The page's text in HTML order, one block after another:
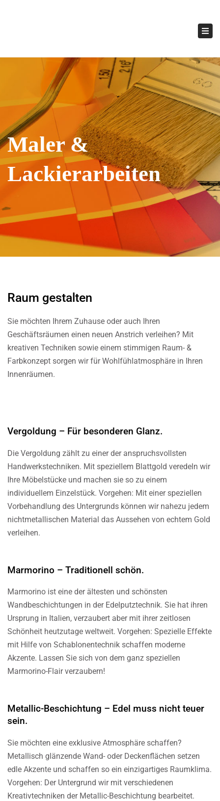
Maler &
Lackierarbeiten
Raum gestalten
Sie möchten Ihrem Zuhause oder auch Ihren
Geschäftsräumen einen neuen Anstrich verleihen? Mit
kreativen Techniken sowie einem stimmigen Raum- &
Farbkonzept sorgen wir für Wohlfühlatmosphäre in Ihren
Innenräumen.
Vergoldung – Für besonderen Glanz.
Die Vergoldung zählt zu einer der anspruchsvollsten
Handwerkstechniken. Mit speziellem Blattgold veredeln wir
Ihre Möbelstücke und machen sie so zu einem
individuellem Einzelstück. Vorgehen: Mit einer speziellen
Vorbehandlung des Untergrunds können wir nahezu jedem
nichtmetallischen Material das Aussehen von echtem Gold
verleihen.
Marmorino – Traditionell schön.
Marmorino ist eine der ältesten und schönsten
Wandbeschichtungen in der Edelputztechnik. Sie hat ihren
Ursprung in Italien, verzaubert aber mit ihrer zeitlosen
Schönheit heutzutage weltweit. Vorgehen: Spezielle Effekte
mit Hilfe von Schablonentechnik schaffen moderne
Akzente. Lassen Sie sich von dem ganz speziellen
Marmorino-Flair verzaubern!
Metallic-Beschichtung – Edel muss nicht teuer
sein.
Sie möchten eine exklusive Atmosphäre schaffen?
Metallisch glänzende Wand- oder Deckenflächen setzen
edle Akzente und schaffen so ein einzigartiges Raumklima.
Vorgehen: Der Untergrund wir mit verschiedenen
Kreativtechniken der Metallic-Beschichtung bearbeitet.